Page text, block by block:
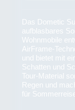
Das Dometic
aufblasbares
Wohnmobile
AirFrame-
und bietet mit
Schatten und
Tour-Material
Regen und
für